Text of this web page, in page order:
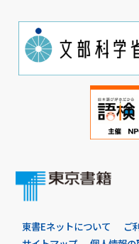
東書Eネットについて ご